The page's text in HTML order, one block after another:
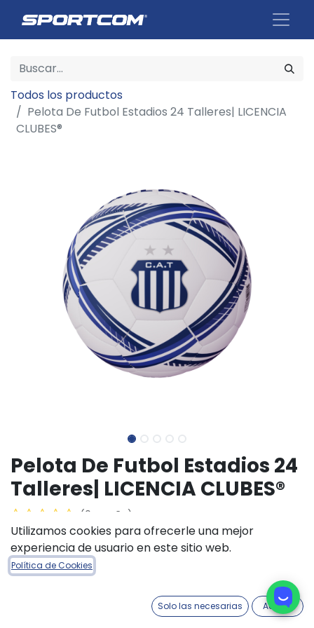
Todos los productos
Pelota De Futbol Estadios 24 Talleres| LICENCIA
CLUBES®
Pelota De Futbol Estadios 24
Talleres| LICENCIA CLUBES®
(0 reseña)
$20.800,00
COMPRAR AHORA
Utilizamos cookies para ofrecerle una mejor
experiencia de usuario en este sitio web.
Política de Cookies
Solo las necesarias Acepto